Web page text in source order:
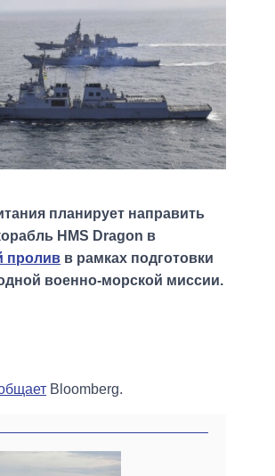
планирует направить
HMS Dragon в
пролив в рамках подготовки
военно-морской миссии.
Bloomberg.